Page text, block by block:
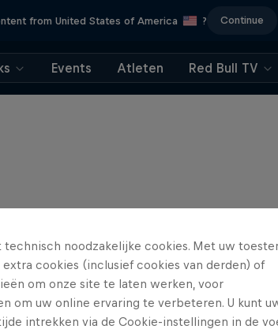
from United States of America ? Continue
Events Atleten Red Bull TV
noodzakelijke cookies. Met uw
cookies (inclusief cookies van derden) of
om onze site te laten werken, voor
om uw online ervaring te verbeteren. U kunt
intrekken via de Cookie-instellingen in de